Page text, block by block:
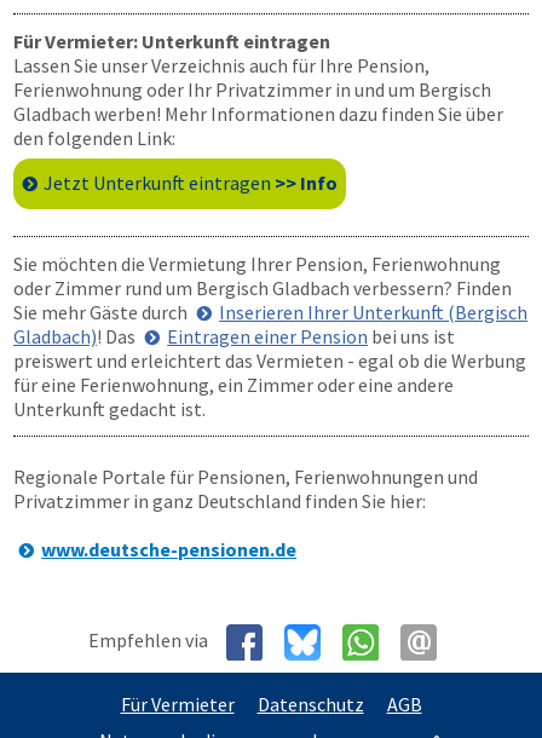
Für Vermieter: Unterkunft eintragen
Lassen Sie unser Verzeichnis auch für Ihre Pension,
Ferienwohnung oder Ihr Privatzimmer in und um Bergisch
Gladbach werben! Mehr Informationen dazu finden Sie über
den folgenden Link:
Jetzt Unterkunft eintragen >> Info
Sie möchten die Vermietung Ihrer Pension, Ferienwohnung
oder Zimmer rund um Bergisch Gladbach verbessern? Finden
Sie mehr Gäste durch
Inserieren Ihrer Unterkunft (Bergisch
Gladbach)! Das Eintragen einer Pension bei uns ist
preiswert und erleichtert das Vermieten - egal ob die Werbung
für eine Ferienwohnung, ein Zimmer oder eine andere
Unterkunft gedacht ist.
Regionale Portale für Pensionen, Ferienwohnungen und
Privatzimmer in ganz Deutschland finden Sie hier:
www.deutsche-pensionen.de
Empfehlen via
Für Vermieter Datenschutz
AGB